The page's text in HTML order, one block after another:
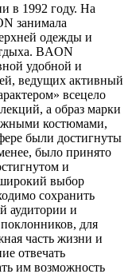
в 1992 году. На
занимала
одежды и
BAON
удобной и
ведущих активный
всецело
а образ марки
костюмами,
были достигнуты
было принято
и
выбор
сохранить
аудитории и
для
часть жизни и
отвечать
им возможность